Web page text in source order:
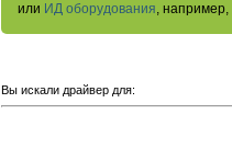
или ИД оборудования, например,
Вы искали драйвер для: